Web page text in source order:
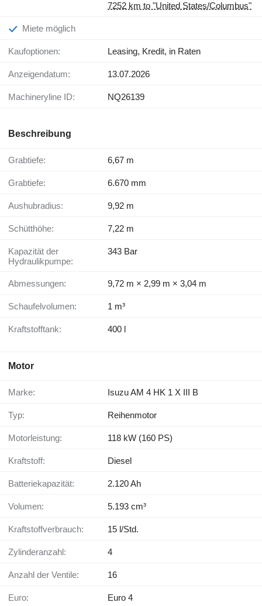
7252 km to "United States/Columbus"
Miete möglich
Kaufoptionen: Leasing, Kredit, in Raten
Anzeigendatum: 13.07.2026
Machineryline ID: NQ26139
Beschreibung
Grabtiefe: 6,67 m
Grabtiefe: 6.670 mm
Aushubradius: 9,92 m
Schütthöhe: 7,22 m
Kapazität der
Hydraulikpumpe:
343 Bar
Abmessungen: 9,72 m × 2,99 m × 3,04 m
Schaufelvolumen: 1 m³
Kraftstofftank: 400 l
Motor
Marke: Isuzu AM 4 HK 1 X III B
Typ: Reihenmotor
Motorleistung: 118 kW (160 PS)
Kraftstoff: Diesel
Batteriekapazität: 2.120 Ah
Volumen: 5.193 cm³
Kraftstoffverbrauch: 15 l/Std.
Zylinderanzahl: 4
Anzahl der Ventile: 16
Euro: Euro 4